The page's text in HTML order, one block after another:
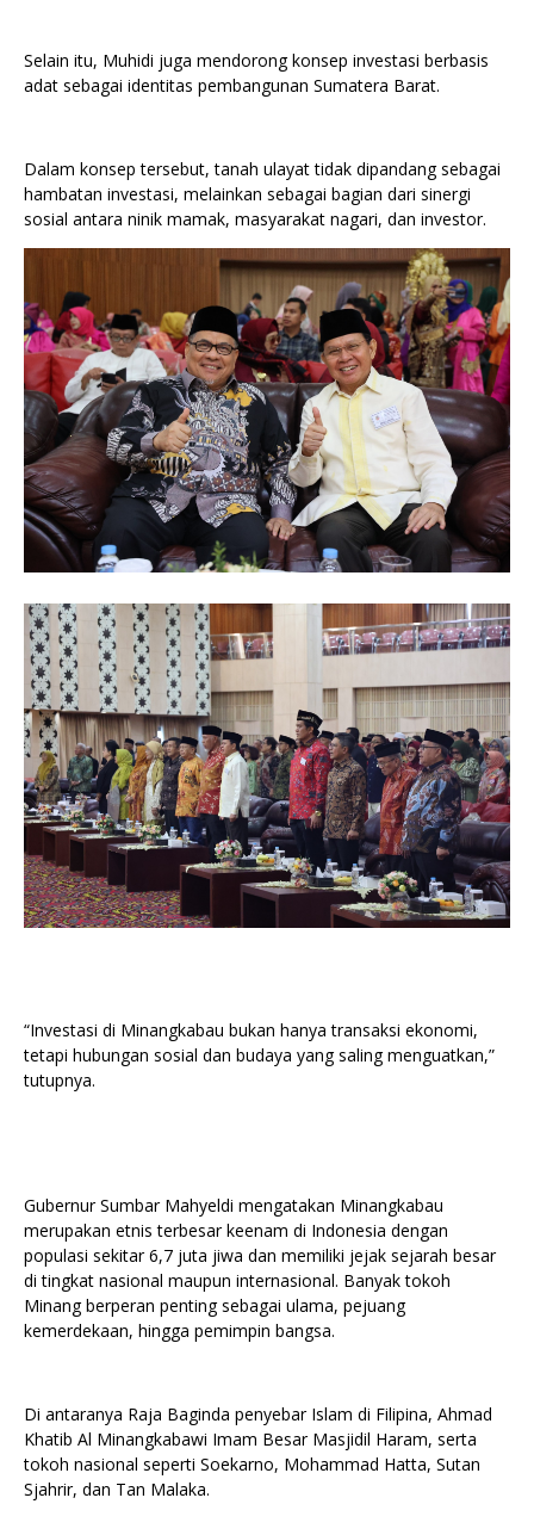
Selain itu, Muhidi juga mendorong konsep investasi berbasis
adat sebagai identitas pembangunan Sumatera Barat.
Dalam konsep tersebut, tanah ulayat tidak dipandang sebagai
hambatan investasi, melainkan sebagai bagian dari sinergi
sosial antara ninik mamak, masyarakat nagari, dan investor.
“Investasi di Minangkabau bukan hanya transaksi ekonomi,
tetapi hubungan sosial dan budaya yang saling menguatkan,”
tutupnya.
Gubernur Sumbar Mahyeldi mengatakan Minangkabau
merupakan etnis terbesar keenam di Indonesia dengan
populasi sekitar 6,7 juta jiwa dan memiliki jejak sejarah besar
di tingkat nasional maupun internasional. Banyak tokoh
Minang berperan penting sebagai ulama, pejuang
kemerdekaan, hingga pemimpin bangsa.
Di antaranya Raja Baginda penyebar Islam di Filipina, Ahmad
Khatib Al Minangkabawi Imam Besar Masjidil Haram, serta
tokoh nasional seperti Soekarno, Mohammad Hatta, Sutan
Sjahrir, dan Tan Malaka.